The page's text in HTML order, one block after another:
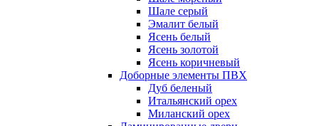
Шале серый
Эмалит белый
Ясень белый
Ясень золотой
Ясень коричневый
Доборные элементы ПВХ
Дуб беленый
Итальянский орех
Миланский орех